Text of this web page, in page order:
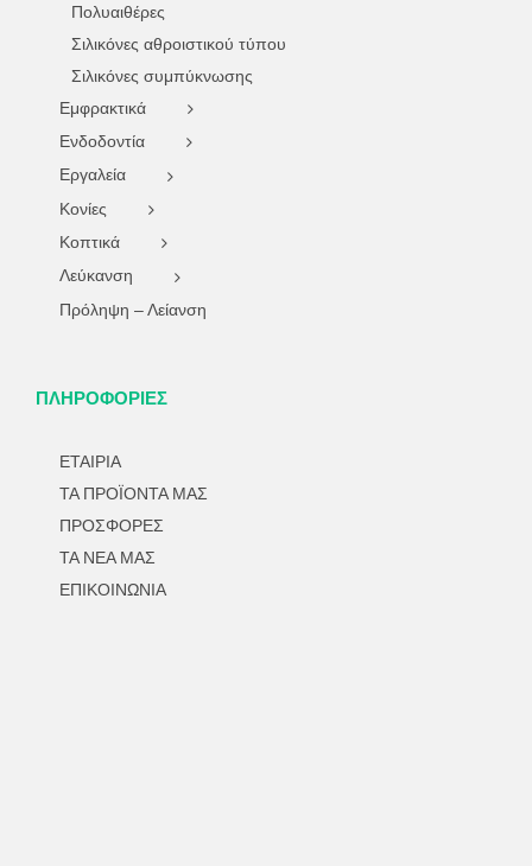
Πολυαιθέρες
Σιλικόνες αθροιστικού τύπου
Σιλικόνες συμπύκνωσης
Εμφρακτικά
Ενδοδοντία
Εργαλεία
Κονίες
Κοπτικά
Λεύκανση
Πρόληψη – Λείανση
ΠΛΗΡΟΦΟΡΙΕΣ
ΕΤΑΙΡΙΑ
ΤΑ ΠΡΟΪΟΝΤΑ ΜΑΣ
ΠΡΟΣΦΟΡΕΣ
ΤΑ ΝΕΑ ΜΑΣ
ΕΠΙΚΟΙΝΩΝΙΑ